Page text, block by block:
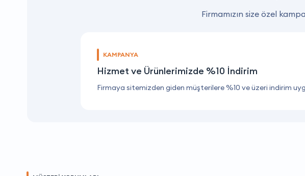
Firmamızın size özel
KAMPANYA
Hizmet ve Ürünlerimizde %10 İndirim
Firmaya sitemizden giden müşterilere %10 ve üzeri indirim